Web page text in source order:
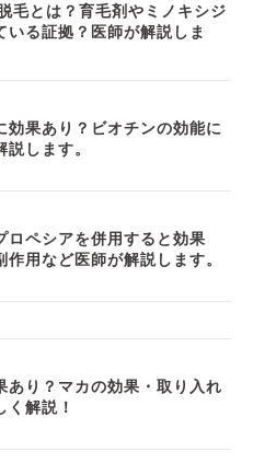
毛とは？育毛剤やミノキシジ
いる証拠？医師が解説しま
効果あり？ビオチンの効能に
します。
ロペシアを併用すると効果
作用など医師が解説します。
あり？マカの効果・取り入れ
く解説！